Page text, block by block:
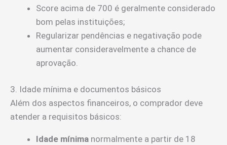
Score acima de 700 é geralmente considerado
bom pelas instituições;
Regularizar pendências e negativação pode
aumentar consideravelmente a chance de
aprovação.
3. Idade mínima e documentos básicos
Além dos aspectos financeiros, o comprador deve
atender a requisitos básicos:
Idade mínima normalmente a partir de 18